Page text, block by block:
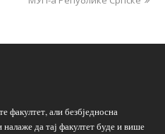
факултет, али безбједносна
налаже да тај факултет буде и више